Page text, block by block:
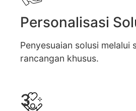
Personalisasi
Penyesuaian solusi melalui
rancangan khusus.
3